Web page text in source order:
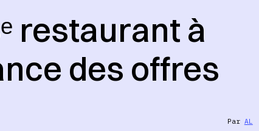
restaurant à
des offres
Par AL